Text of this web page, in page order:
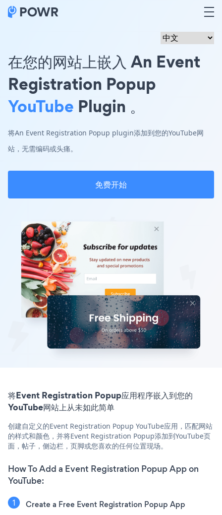
在您的网站上嵌入 An Event
Registration Popup
YouTube Plugin 。
将An Event Registration Popup plugin添加到您的YouTube网
站，无需编码或头痛。
免费开始
将Event Registration Popup应用程序嵌入到您的
YouTube网站上从未如此简单
创建自定义的Event Registration Popup YouTube应用，匹配网站
的样式和颜色，并将Event Registration Popup添加到YouTube页
面，帖子，侧边栏，页脚或您喜欢的任何位置现场。
How To Add a Event Registration Popup App on
YouTube:
Create a Free Event Registration Popup App